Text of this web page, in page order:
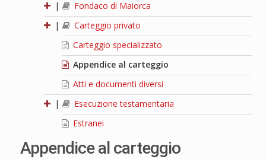
|
Fondaco di Maiorca
|
Carteggio privato
Carteggio specializzato
Appendice al carteggio
Atti e documenti diversi
|
Esecuzione testamentaria
Estranei
Appendice al carteggio